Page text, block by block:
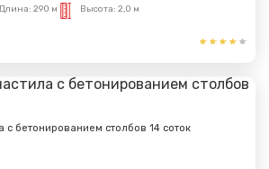
Длина: 290 м Высота: 2,0 м
с бетонированием столбов 14 соток